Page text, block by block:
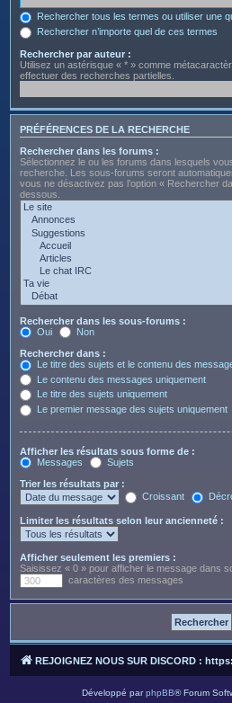
Rechercher tous les termes ou utiliser une
Rechercher n’importe quel de ces termes
Rechercher par auteur :
Utilisez un astérisque « * » comme
effectuer des recherches partielles.
PRÉFÉRENCES DE LA RECHERCHE
Rechercher dans les forums :
Sélectionnez le ou les forums dans lesquels
recherche. Les sous-forums seront
vous ne désactivez pas l’option « Rechercher
dessous.
Rechercher dans les sous-forums :
Oui
Non
Rechercher dans :
Le titre des sujets et le contenu des
Le contenu des messages uniquement
Le titre des sujets uniquement
Le premier message des sujets uniquement
Afficher les résultats sous forme de :
Messages
Sujets
Trier les résultats par :
Croissant
Limiter les résultats selon leur ancienneté :
Afficher seulement les premiers :
Saisissez « 0 » pour afficher le message dans
caractères des messages
REJOIGNEZ NOUS SUR DISCORD :
Développé parphpBB® Forum